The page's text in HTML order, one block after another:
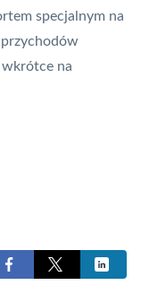
specjalnym na
wkrótce na